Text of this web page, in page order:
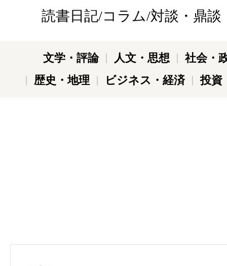
読書日記/コラム/対談・鼎談
文学・評論 人文・思想
社会・
歴史・地理
ビジネス・経済 投資